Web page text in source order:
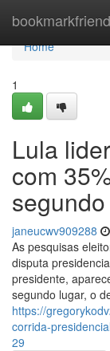
bookmarkfriend
Home
Home
1
Lula
com
janeucwv909288
As pesquisas
disputa
presidente,
segundo lugar, o
https://
corrida-
29